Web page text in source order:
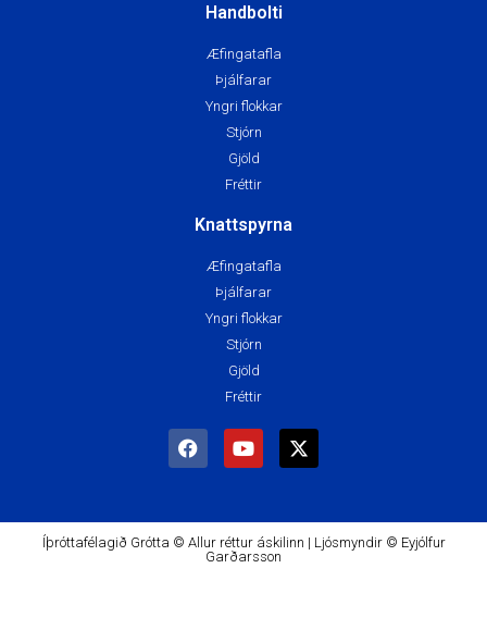
Handbolti
Æfingatafla
Þjálfarar
Yngri flokkar
Stjórn
Gjöld
Fréttir
Knattspyrna
Æfingatafla
Þjálfarar
Yngri flokkar
Stjórn
Gjöld
Fréttir
Íþróttafélagið Grótta © Allur réttur áskilinn | Ljósmyndir © Eyjólfur
Garðarsson